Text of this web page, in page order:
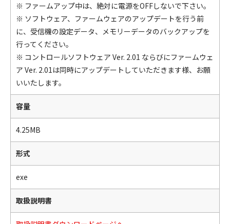
※ ファームアップ中は、絶対に電源をOFFしないで下さい。
※ ソフトウェア、ファームウェアのアップデートを行う前
に、受信機の設定データ、メモリーデータのバックアップを
行ってください。
※ コントロールソフトウェア Ver. 2.01 ならびにファームウェ
ア Ver. 2.01は同時にアップデートしていただきます様、お願
いいたします。
容量
4.25MB
形式
exe
取扱説明書